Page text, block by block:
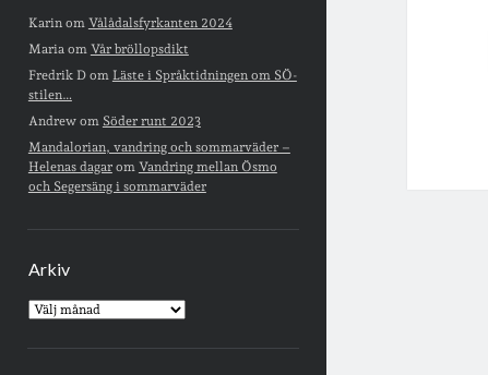
Karin om Vålådalsfyrkanten 2024
Maria om Vår bröllopsdikt
Fredrik Dom Läste i Språktidningen om SÖ-
stilen…
Andrewom Söder runt 2023
Mandalorian, vandring och sommarväder –
Helenas dagarom Vandring mellan Ösmo
och Segersäng i sommarväder
Arkiv
Arkiv